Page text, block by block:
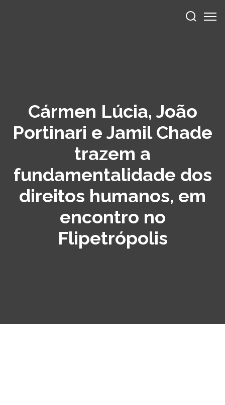
Cármen Lúcia, João
Portinari e Jamil Chade
trazem a
fundamentalidade dos
direitos humanos, em
encontro no
Flipetrópolis